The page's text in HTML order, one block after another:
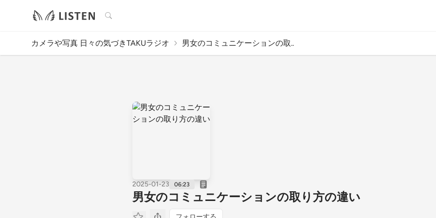
検索
カメラや写真 日々の気づきTAKUラジオ 男女のコミュニケーションの取..
2025-01-23 06:23
男女のコミュニケーションの取り方の違い